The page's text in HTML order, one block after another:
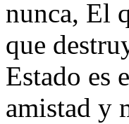
nunca, El
que
Estado es
amistad y